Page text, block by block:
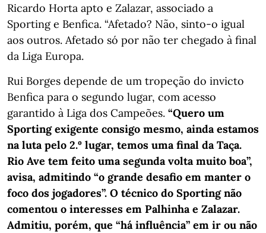
Ricardo Horta apto e Zalazar, associado a
Sporting e Benfica. “Afetado? Não, sinto-o igual
aos outros. Afetado só por não ter chegado à final
da Liga Europa.
Rui Borges depende de um tropeção do invicto
Benfica para o segundo lugar, com acesso
garantido à Liga dos Campeões. “Quero um
Sporting exigente consigo mesmo, ainda estamos
na luta pelo 2.º lugar, temos uma final da Taça.
Rio Ave tem feito uma segunda volta muito boa”,
avisa, admitindo “o grande desafio em manter o
foco dos jogadores”. O técnico do Sporting não
comentou o interesses em Palhinha e Zalazar.
Admitiu, porém, que “há influência” em ir ou não